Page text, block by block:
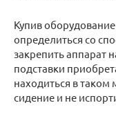
Купив
определиться со
закрепить аппарат
подставки
находиться в таком
сидение и не